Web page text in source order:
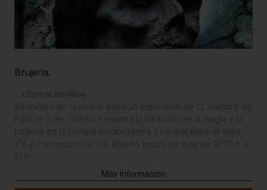
Brujería.
... objetos Insólitos
Se exhibe en el nuevo espacio expositivo de C/ Hombre de
Palo nº 7 de Toledo. Presenta la tradición de la magia y la
brujería en la Europa mediterránea y central entre el siglo
XVI y comienzos del XX. Abierto todos los días de 10:00 h a
Más Información